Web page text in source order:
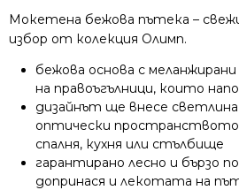
Мокетена бежова пътека –
избор от колекция Олимп.
бежова основа с
на правоъгълници, които
дизайнът ще внесе
оптически
спалня, кухня или стълбище
гарантирано лесно и бързо
допринася и лекотата на